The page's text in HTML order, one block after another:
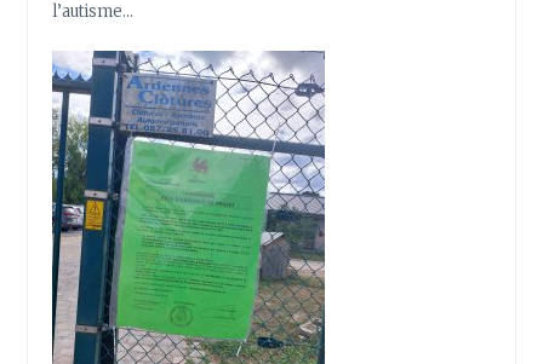
l’autisme…